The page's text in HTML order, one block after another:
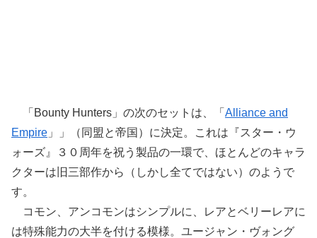
「Bounty Hunters」の次のセットは、「 Alliance and
Empire 」」（同盟と帝国）に決定。これは『スター・ウ
ォーズ』３０周年を祝う製品の一環で、ほとんどのキャラ
クターは旧三部作から（しかし全てではない）のようで
す。
コモン、アンコモンはシンプルに、レアとベリーレアに
は特殊能力の大半を付ける模様。ユージャン・ヴォング